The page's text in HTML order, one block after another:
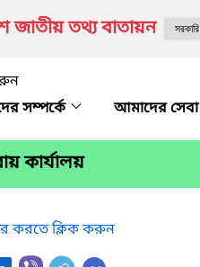
জাতীয় তথ্য বাতায়ন
সম্পর্কে
আমাদের সেবা
কার্যালয়
করতে ক্লিক করুন